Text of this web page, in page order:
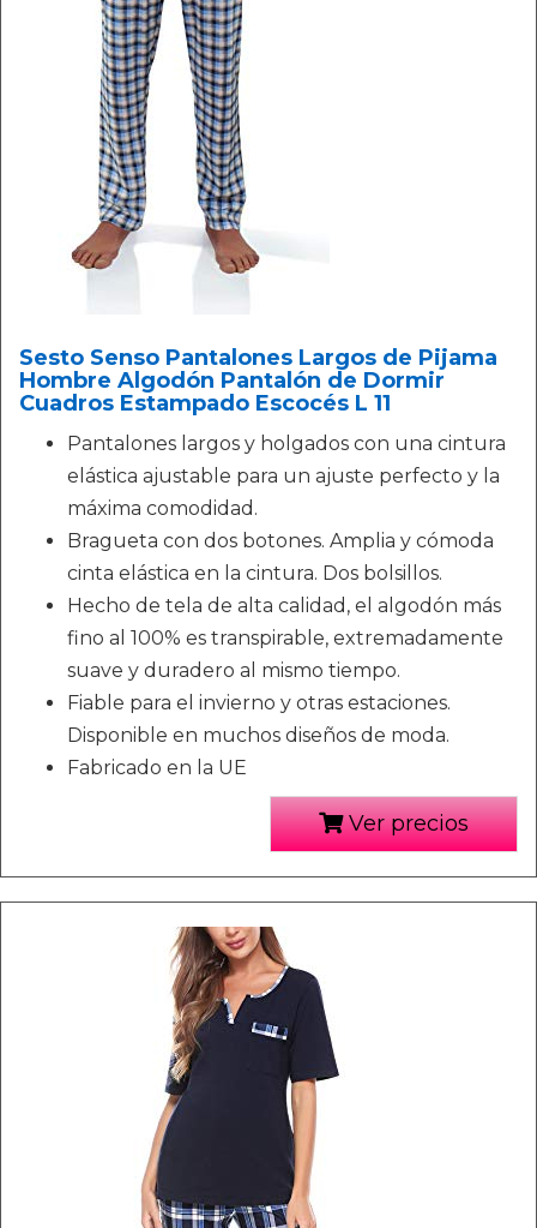
Sesto Senso Pantalones Largos de Pijama
Hombre Algodón Pantalón de Dormir
Cuadros Estampado Escocés L 11
Pantalones largos y holgados con una cintura
elástica ajustable para un ajuste perfecto y la
máxima comodidad.
Bragueta con dos botones. Amplia y cómoda
cinta elástica en la cintura. Dos bolsillos.
Hecho de tela de alta calidad, el algodón más
fino al 100% es transpirable, extremadamente
suave y duradero al mismo tiempo.
Fiable para el invierno y otras estaciones.
Disponible en muchos diseños de moda.
Fabricado en la UE
Ver precios